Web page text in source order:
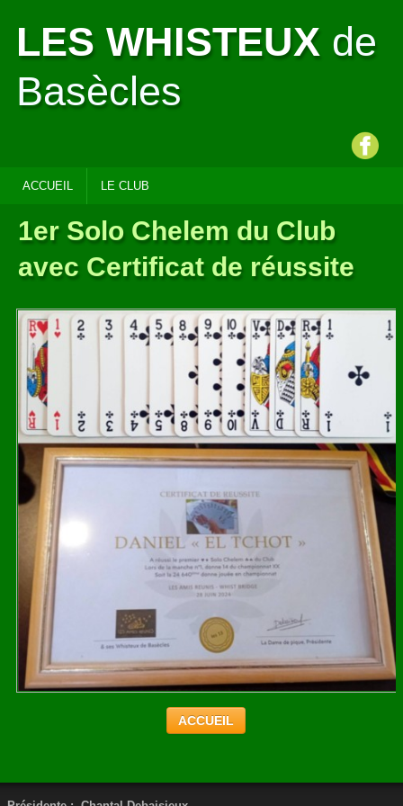
LES WHISTEUX de
Basècles
ACCUEIL LE CLUB
1er Solo Chelem du Club
avec Certificat de réussite
ACCUEIL